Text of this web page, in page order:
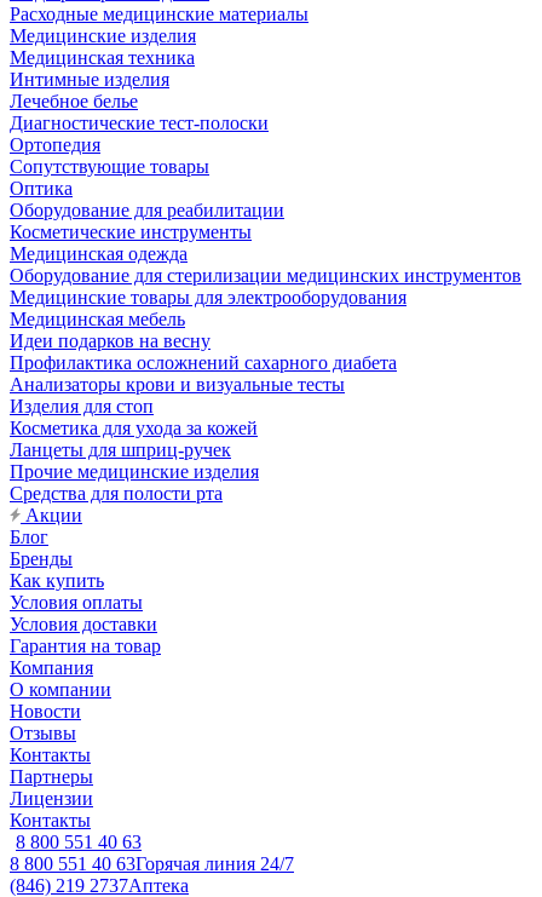
Расходные медицинские материалы
Медицинские изделия
Медицинская техника
Интимные изделия
Лечебное белье
Диагностические тест-полоски
Ортопедия
Сопутствующие товары
Оптика
Оборудование для реабилитации
Косметические инструменты
Медицинская одежда
Оборудование для стерилизации медицинских инструментов
Медицинские товары для электрооборудования
Медицинская мебель
Идеи подарков на весну
Профилактика осложнений сахарного диабета
Анализаторы крови и визуальные тесты
Изделия для стоп
Косметика для ухода за кожей
Ланцеты для шприц-ручек
Прочие медицинские изделия
Средства для полости рта
Акции
Блог
Бренды
Как купить
Условия оплаты
Условия доставки
Гарантия на товар
Компания
О компании
Новости
Отзывы
Контакты
Партнеры
Лицензии
Контакты
8 800 551 40 63
8 800 551 40 63Горячая линия 24/7
(846) 219 2737Аптека